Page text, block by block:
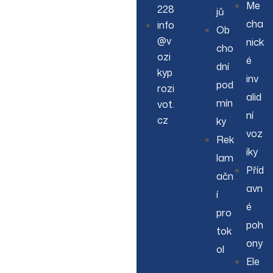
228
info
@v
ozi
kyp
rozi
vot.
cz
jů
Ob
cho
dní
pod
mín
ky
Rek
lam
ačn
í
pro
tok
ol
Me
cha
nick
é
inv
alid
ní
voz
íky
Příd
avn
é
poh
ony
Ele